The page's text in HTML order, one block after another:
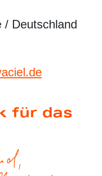
/ Deutschland
für das